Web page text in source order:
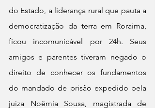
do Estado, a liderança rural que pauta a
democratização da terra em Roraima,
ficou incomunicável por 24h. Seus
amigos e parentes tiveram negado o
direito de conhecer os fundamentos
do mandado de prisão expedido pela
juíza Noêmia Sousa, magistrada de